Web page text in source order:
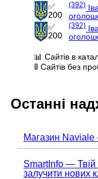
✅
200
(392)
✅
200
(392)
📊 Сайтів в
🚦 Сайтів без
Останні
Магазин Naviale
SmartInfo — Твій
залучити нових